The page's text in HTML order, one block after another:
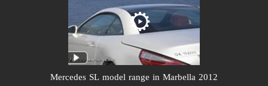
Mercedes SL model range in Marbella 2012